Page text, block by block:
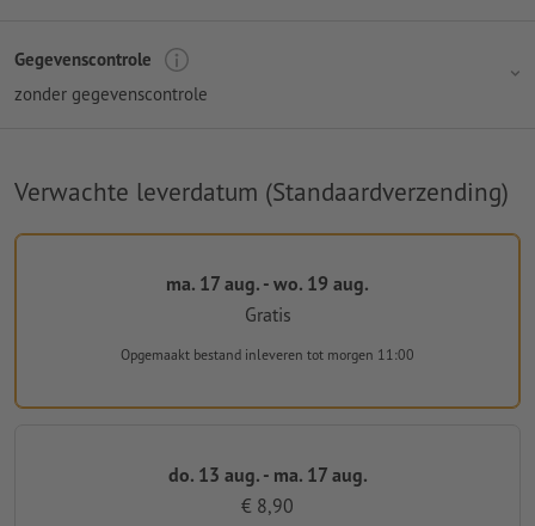
Gegevenscontrole
zonder gegevenscontrole
Verwachte leverdatum (Standaardverzending)
ma. 17 aug. - wo. 19 aug.
Gratis
Opgemaakt bestand inleveren tot morgen 11:00
do. 13 aug. - ma. 17 aug.
€ 8,90